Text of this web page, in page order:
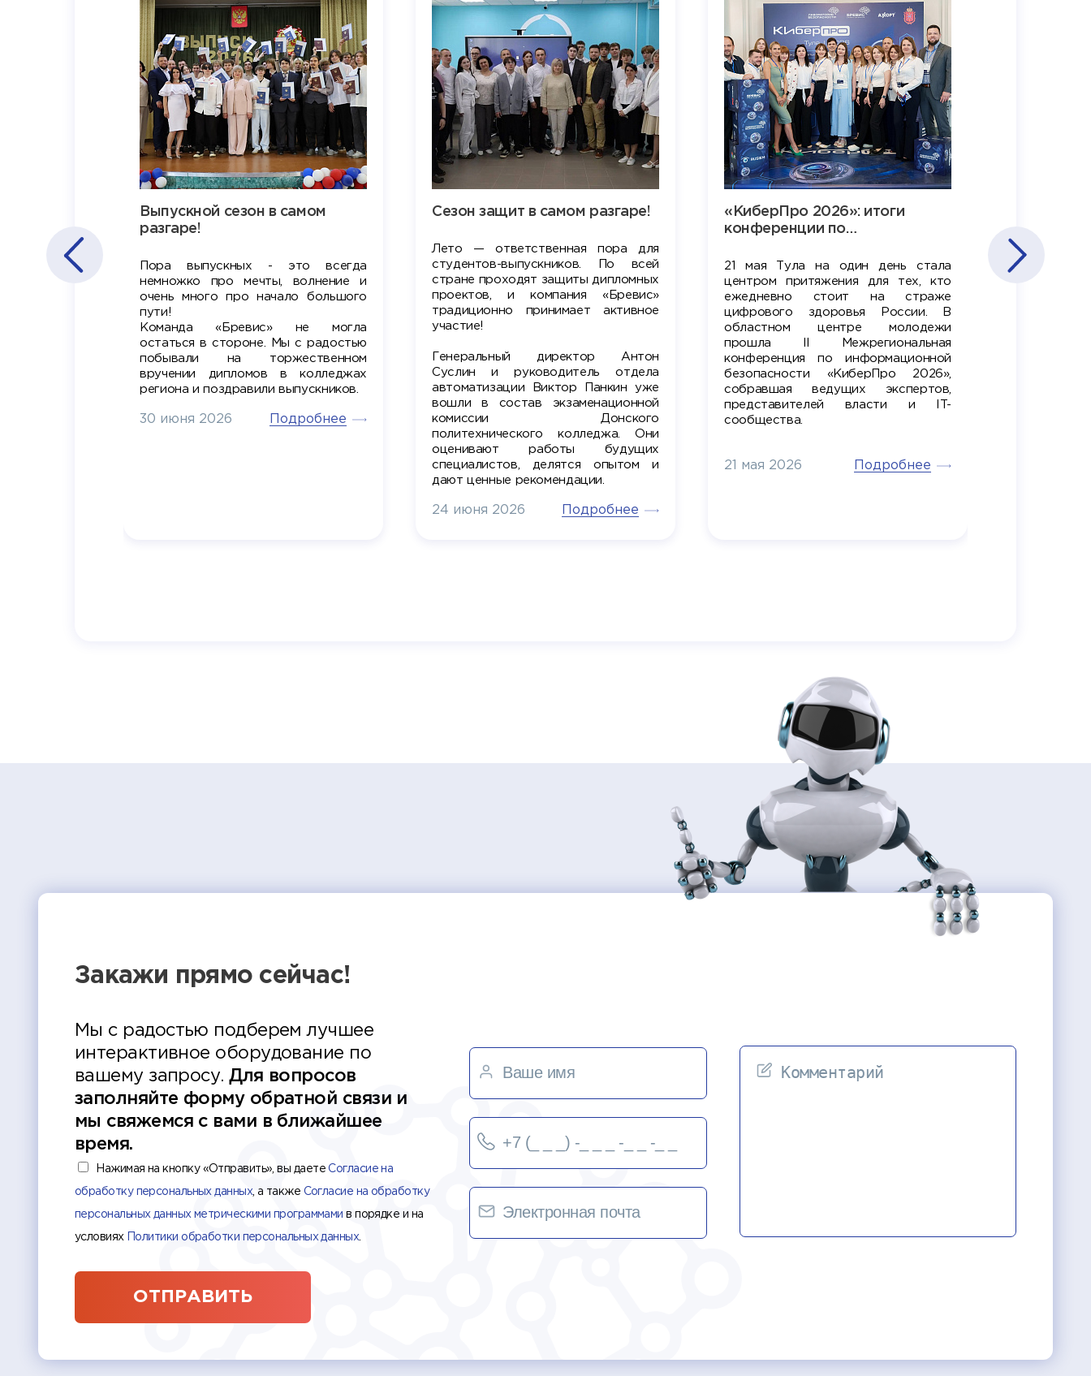
Выпускной сезон в самом
разгаре!
Пора выпускных - это всегда
немножко про мечты, волнение и
очень много про начало большого
пути!
Команда «Бревис» не могла
остаться в стороне. Мы с радостью
побывали на торжественном
вручении дипломов в колледжах
региона и поздравили выпускников.
30 июня 2026 Подробнее
Сезон защит в самом разгаре!
Лето — ответственная пора для
студентов-выпускников. По всей
стране проходят защиты дипломных
проектов, и компания «Бревис»
традиционно принимает активное
участие!
Генеральный директор Антон
Суслин и руководитель отдела
автоматизации Виктор Панкин уже
вошли в состав экзаменационной
комиссии Донского
политехнического колледжа. Они
оценивают работы будущих
специалистов, делятся опытом и
дают ценные рекомендации.
24 июня 2026 Подробнее
«КиберПро 2026»: итоги
конференции по
21 мая Тула на один день стала
центром притяжения для тех, кто
ежедневно стоит на страже
цифрового здоровья России. В
областном центре молодежи
прошла II Межрегиональная
конференция по информационной
безопасности «КиберПро 2026»,
собравшая ведущих экспертов,
представителей власти и IT-
сообщества.
21 мая 2026 Подробнее
Тульской
14 мая
Закажи прямо сейчас!
Мы с радостью подберем лучшее
интерактивное оборудование по
вашему запросу.Для вопросов
заполняйте форму обратной связи и
мы свяжемся с вами в ближайшее
время.
Нажимая на кнопку «Отправить», вы даетеСогласие на
обработку персональных данных, а также Согласие на обработку
персональных данных метрическими программами в порядке и на
условиях Политики обработки персональных данных
ОТПРАВИТЬ